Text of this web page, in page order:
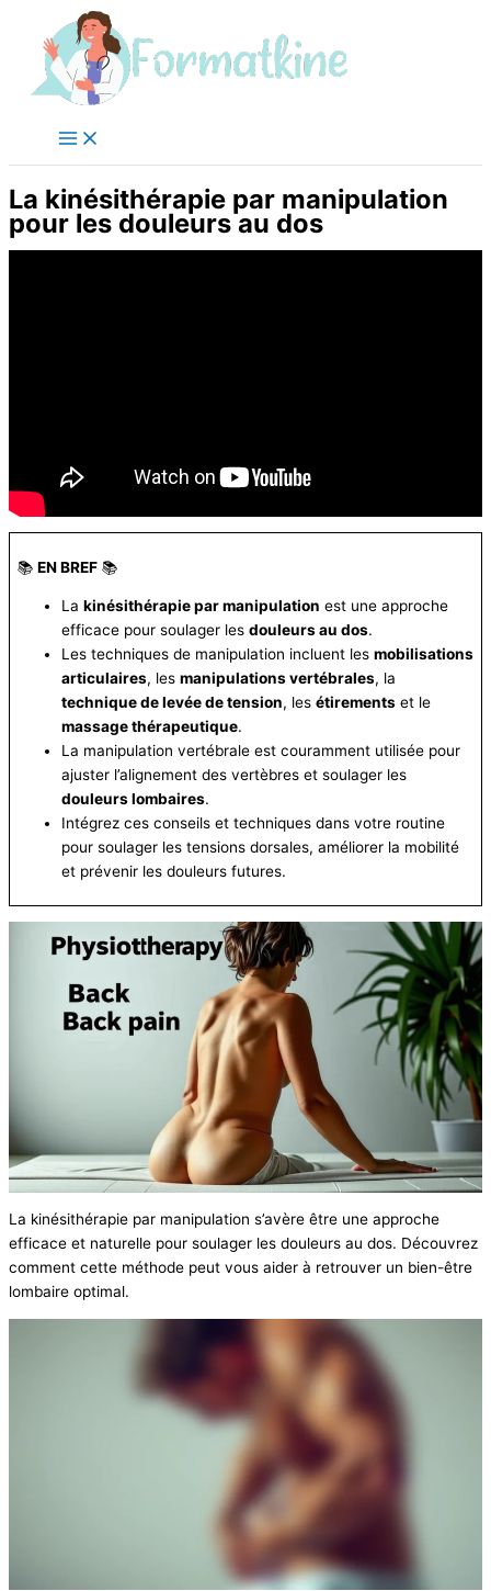
contenu
La kinésithérapie par manipulation
pour les douleurs au dos
📚 EN BREF📚
La kinésithérapie par manipulation est une approche
efficace pour soulager les douleurs au dos.
Les techniques de manipulation incluent les mobilisations
articulaires, les manipulations vertébrales, la
technique de levée de tension, les étirementset le
massage thérapeutique.
La manipulation vertébrale est couramment utilisée pour
ajuster l’alignement des vertèbres et soulager les
douleurs lombaires.
Intégrez ces conseils et techniques dans votre routine
pour soulager les tensions dorsales, améliorer la mobilité
et prévenir les douleurs futures.
La kinésithérapie par manipulation s’avère être une approche
efficace et naturelle pour soulager les douleurs au dos. Découvrez
comment cette méthode peut vous aider à retrouver un bien-être
lombaire optimal.